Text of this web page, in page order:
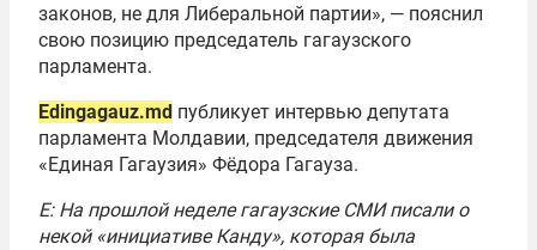
законов, не для Либеральной партии», — пояснил
свою позицию председатель гагаузского
парламента.
Edingagauz.md публикует интервью депутата
парламента Молдавии, председателя движения
«Единая Гагаузия» Фёдора Гагауза.
Е: На прошлой неделе гагаузские СМИ писали о
некой «инициативе Канду», которая была